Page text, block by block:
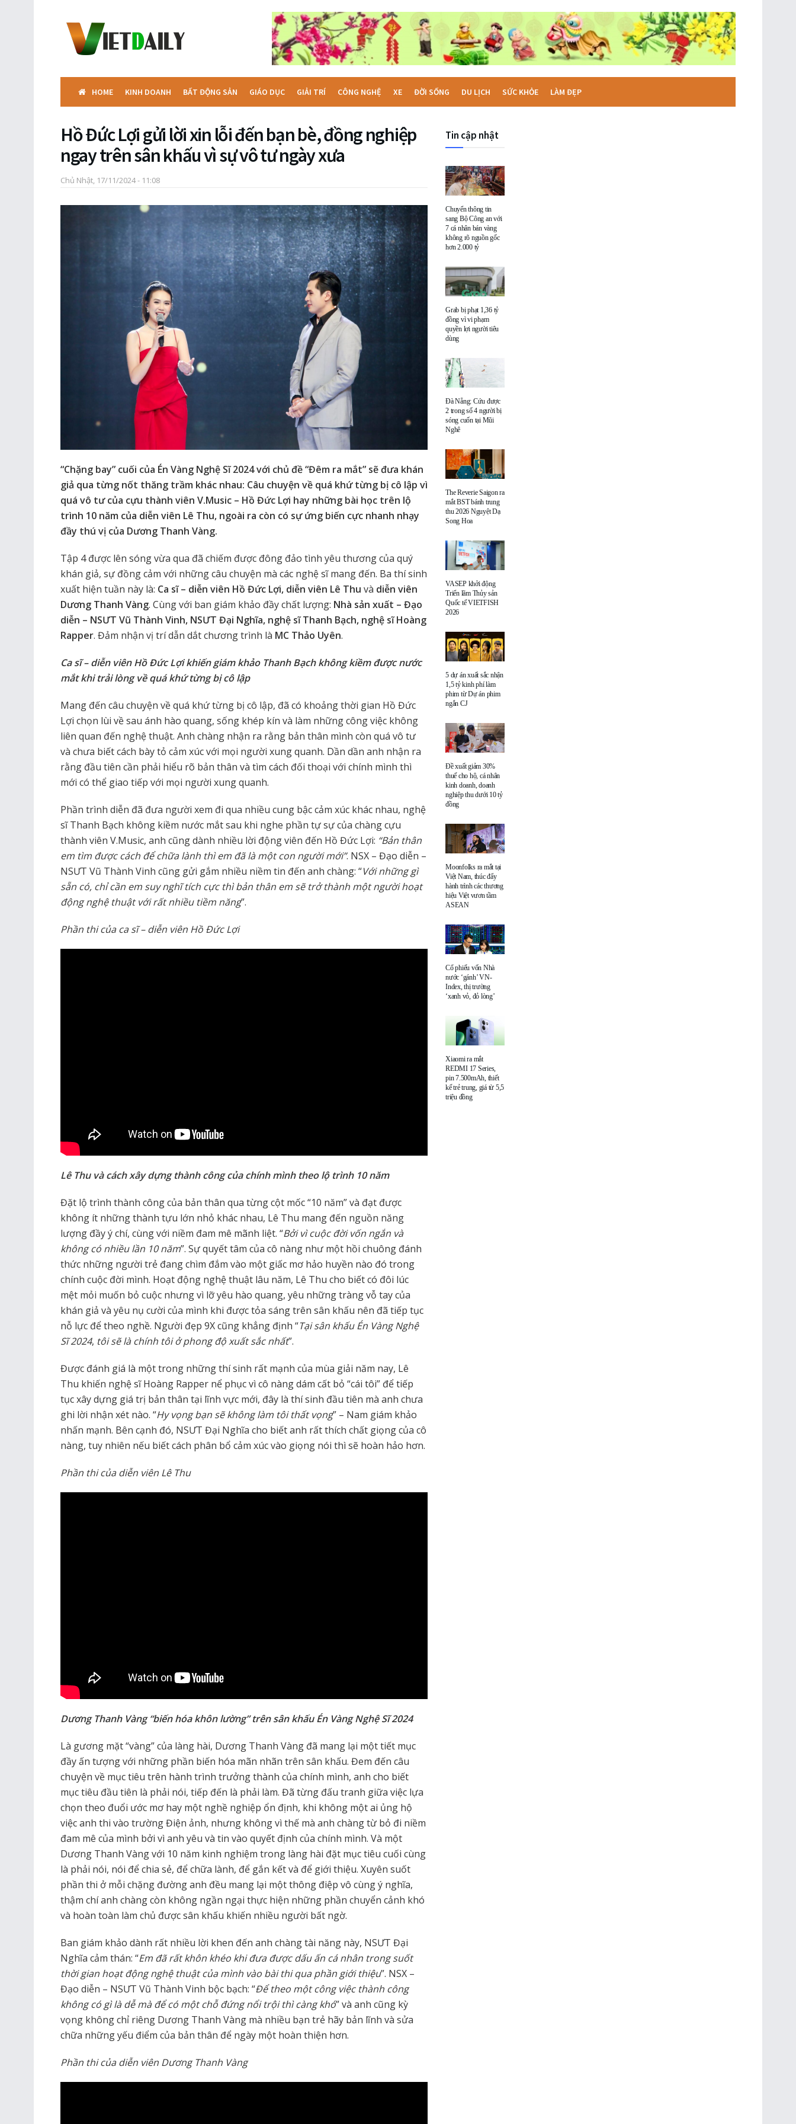
HOME KINH DOANH BẤT ĐỘNG SẢN GIÁO DỤC GIẢI TRÍ CÔNG NGHỆ XE ĐỜI SỐNG DU LỊCH SỨC KHỎE LÀM ĐẸP
Hồ Đức Lợi gửi lời xin lỗi đến bạn bè, đồng nghiệp
ngay trên sân khấu vì sự vô tư ngày xưa
Chủ Nhật, 17/11/2024 - 11:08
“Chặng bay” cuối của Én Vàng Nghệ Sĩ 2024 với chủ đề “Đêm ra mắt” sẽ đưa khán
giả qua từng nốt thăng trầm khác nhau: Câu chuyện về quá khứ từng bị cô lập vì
quá vô tư của cựu thành viên V.Music – Hồ Đức Lợi hay những bài học trên lộ
trình 10 năm của diễn viên Lê Thu, ngoài ra còn có sự ứng biến cực nhanh nhạy
đầy thú vị của Dương Thanh Vàng.
Tập 4 được lên sóng vừa qua đã chiếm được đông đảo tình yêu thương của quý
khán giả, sự đồng cảm với những câu chuyện mà các nghệ sĩ mang đến. Ba thí sinh
xuất hiện tuần này là: Ca sĩ – diễn viên Hồ Đức Lợi, diễn viên Lê Thu và diễn viên
Dương Thanh Vàng. Cùng với ban giám khảo đầy chất lượng: Nhà sản xuất – Đạo
diễn – NSƯT Vũ Thành Vinh, NSƯT Đại Nghĩa, nghệ sĩ Thanh Bạch, nghệ sĩ Hoàng
Rapper. Đảm nhận vị trí dẫn dắt chương trình là MC Thảo Uyên.
Ca sĩ – diễn viên Hồ Đức Lợi khiến giám khảo Thanh Bạch không kiềm được nước
mắt khi trải lòng về quá khứ từng bị cô lập
Mang đến câu chuyện về quá khứ từng bị cô lập, đã có khoảng thời gian Hồ Đức
Lợi chọn lùi về sau ánh hào quang, sống khép kín và làm những công việc không
liên quan đến nghệ thuật. Anh chàng nhận ra rằng bản thân mình còn quá vô tư
và chưa biết cách bày tỏ cảm xúc với mọi người xung quanh. Dần dần anh nhận ra
rằng đầu tiên cần phải hiểu rõ bản thân và tìm cách đối thoại với chính mình thì
mới có thể giao tiếp với mọi người xung quanh.
Phần trình diễn đã đưa người xem đi qua nhiều cung bậc cảm xúc khác nhau, nghệ
sĩ Thanh Bạch không kiềm nước mắt sau khi nghe phần tự sự của chàng cựu
thành viên V.Music, anh cũng dành nhiều lời động viên đến Hồ Đức Lợi: “Bản thân
em tìm được cách để chữa lành thì em đã là một con người mới”. NSX – Đạo diễn –
NSƯT Vũ Thành Vinh cũng gửi gắm nhiều niềm tin đến anh chàng: “Với những gì
sẵn có, chỉ cần em suy nghĩ tích cực thì bản thân em sẽ trở thành một người hoạt
động nghệ thuật với rất nhiều tiềm năng”.
Phần thi của ca sĩ – diễn viên Hồ Đức Lợi
Lê Thu và cách xây dựng thành công của chính mình theo lộ trình 10 năm
Đặt lộ trình thành công của bản thân qua từng cột mốc “10 năm” và đạt được
không ít những thành tựu lớn nhỏ khác nhau, Lê Thu mang đến nguồn năng
lượng đầy ý chí, cùng với niềm đam mê mãnh liệt. “Bởi vì cuộc đời vốn ngắn và
không có nhiều lần 10 năm”. Sự quyết tâm của cô nàng như một hồi chuông đánh
thức những người trẻ đang chìm đắm vào một giấc mơ hảo huyền nào đó trong
chính cuộc đời mình. Hoạt động nghệ thuật lâu năm, Lê Thu cho biết có đôi lúc
mệt mỏi muốn bỏ cuộc nhưng vì lỡ yêu hào quang, yêu những tràng vỗ tay của
khán giả và yêu nụ cười của mình khi được tỏa sáng trên sân khấu nên đã tiếp tục
nỗ lực để theo nghề. Người đẹp 9X cũng khẳng định “Tại sân khấu Én Vàng Nghệ
Sĩ 2024, tôi sẽ là chính tôi ở phong độ xuất sắc nhất”.
Được đánh giá là một trong những thí sinh rất mạnh của mùa giải năm nay, Lê
Thu khiến nghệ sĩ Hoàng Rapper nể phục vì cô nàng dám cất bỏ “cái tôi” để tiếp
tục xây dựng giá trị bản thân tại lĩnh vực mới, đây là thí sinh đầu tiên mà anh chưa
ghi lời nhận xét nào. “Hy vọng bạn sẽ không làm tôi thất vọng” – Nam giám khảo
nhấn mạnh. Bên cạnh đó, NSƯT Đại Nghĩa cho biết anh rất thích chất giọng của cô
nàng, tuy nhiên nếu biết cách phân bổ cảm xúc vào giọng nói thì sẽ hoàn hảo hơn.
Phần thi của diễn viên Lê Thu
Dương Thanh Vàng “biến hóa khôn lường” trên sân khấu Én Vàng Nghệ Sĩ 2024
Là gương mặt “vàng” của làng hài, Dương Thanh Vàng đã mang lại một tiết mục
đầy ấn tượng với những phần biến hóa mãn nhãn trên sân khấu. Đem đến câu
chuyện về mục tiêu trên hành trình trưởng thành của chính mình, anh cho biết
mục tiêu đầu tiên là phải nói, tiếp đến là phải làm. Đã từng đấu tranh giữa việc lựa
chọn theo đuổi ước mơ hay một nghề nghiệp ổn định, khi không một ai ủng hộ
việc anh thi vào trường Điện ảnh, nhưng không vì thế mà anh chàng từ bỏ đi niềm
đam mê của mình bởi vì anh yêu và tin vào quyết định của chính mình. Và một
Dương Thanh Vàng với 10 năm kinh nghiệm trong làng hài đặt mục tiêu cuối cùng
là phải nói, nói để chia sẻ, để chữa lành, để gắn kết và để giới thiệu. Xuyên suốt
phần thi ở mỗi chặng đường anh đều mang lại một thông điệp vô cùng ý nghĩa,
thậm chí anh chàng còn không ngần ngại thực hiện những phần chuyển cảnh khó
và hoàn toàn làm chủ được sân khấu khiến nhiều người bất ngờ.
Ban giám khảo dành rất nhiều lời khen đến anh chàng tài năng này, NSƯT Đại
Nghĩa cảm thán: “Em đã rất khôn khéo khi đưa được dấu ấn cá nhân trong suốt
thời gian hoạt động nghệ thuật của mình vào bài thi qua phần giới thiệu”. NSX –
Đạo diễn – NSƯT Vũ Thành Vinh bộc bạch: “Để theo một công việc thành công
không có gì là dễ mà để có một chỗ đứng nổi trội thì càng khó” và anh cũng kỳ
vọng không chỉ riêng Dương Thanh Vàng mà nhiều bạn trẻ hãy bản lĩnh và sửa
chữa những yếu điểm của bản thân để ngày một hoàn thiện hơn.
Phần thi của diễn viên Dương Thanh Vàng
Tin cập nhật
Chuyển thông tin
sang Bộ Công an với
7 cá nhân bán vàng
không rõ nguồn gốc
hơn 2.000 tỷ
Grab bị phạt 1,36 tỷ
đồng vì vi phạm
quyền lợi người tiêu
dùng
Đà Nẵng: Cứu được
2 trong số 4 người bị
sóng cuốn tại Mũi
Nghê
The Reverie Saigon ra
mắt BST bánh trung
thu 2026 Nguyệt Dạ
Song Hoa
VASEP khởi động
Triển lãm Thủy sản
Quốc tế VIETFISH
2026
5 dự án xuất sắc nhận
1,5 tỷ kinh phí làm
phim từ Dự án phim
ngắn CJ
Đề xuất giảm 30%
thuế cho hộ, cá nhân
kinh doanh, doanh
nghiệp thu dưới 10 tỷ
đồng
Moonfolks ra mắt tại
Việt Nam, thúc đẩy
hành trình các thương
hiệu Việt vươn tầm
ASEAN
Cổ phiếu vốn Nhà
nước ‘gánh’ VN-
Index, thị trường
‘xanh vỏ, đỏ lòng’
Xiaomi ra mắt
REDMI 17 Series,
pin 7.500mAh, thiết
kế trẻ trung, giá từ 5,5
triệu đồng